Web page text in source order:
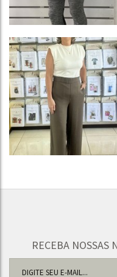
RECEBA NOSSAS